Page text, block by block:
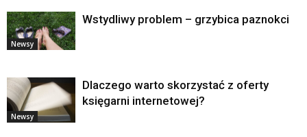
Newsy
Wstydliwy problem – grzybica paznokci
Newsy
Dlaczego warto skorzystać z oferty
księgarni internetowej?